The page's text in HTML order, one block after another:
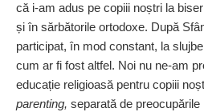
că i-am adus pe copiii noștri la
și în sărbătorile ortodoxe. După
participat, în mod constant, la
cum ar fi fost altfel. Noi nu ne-am
educație religioasă pentru copiii
parenting, separată de